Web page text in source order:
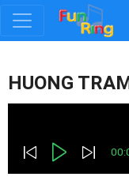
Đăng
ký
nhập
HUONG